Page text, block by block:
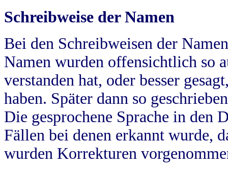
Schreibweise der Namen
Bei den Schreibweisen der
Namen wurden offensichtlich so
verstanden hat, oder besser
haben. Später dann so
Die gesprochene Sprache in
Fällen bei denen erkannt wurde,
wurden Korrekturen